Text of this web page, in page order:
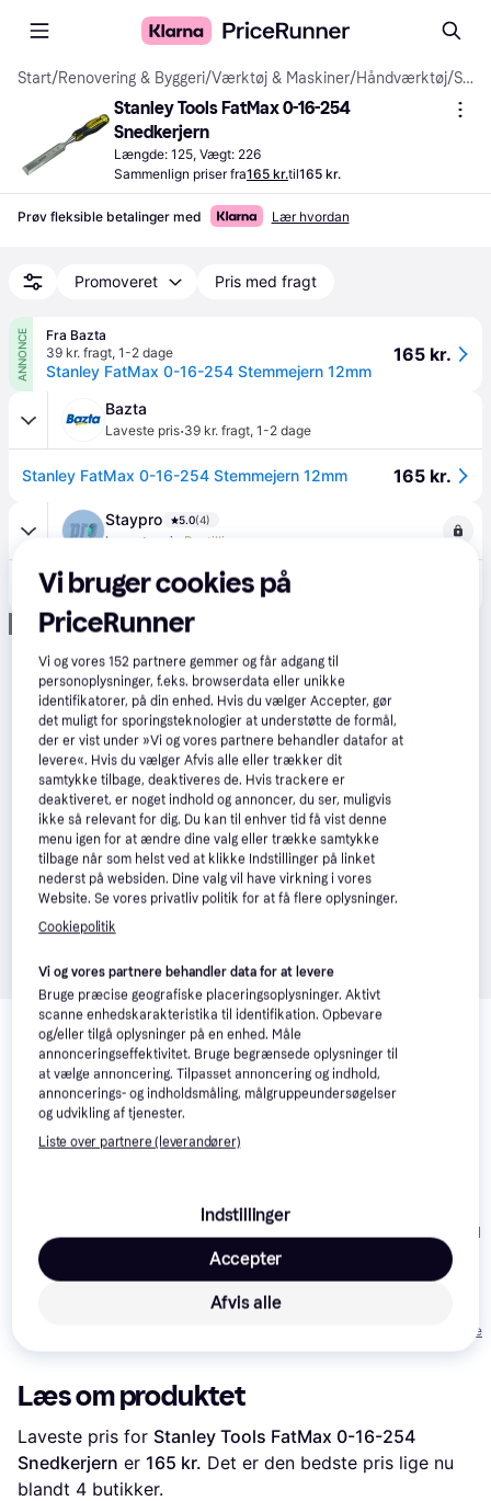
Start/Renovering & Byggeri/Værktøj & Maskiner/Håndværktøj/ Snedkerjern
Stanley Tools FatMax 0-16-254
Snedkerjern
Længde: 125, Vægt: 226
Sammenlign priser fra165 kr.til165 kr.
Prøv fleksible betalinger med Lær hvordan
Promoveret Pris med fragt
ANNONCE
Fra Bazta
39 kr. fragt, 1-2 dage
Stanley FatMax 0-16-254 Stemmejern 12mm
165 kr.
Bazta
Laveste pris·39 kr. fragt, 1-2 dage
Stanley FatMax 0-16-254 Stemmejern 12mm 165 kr.
Staypro 5.0(4)
Laveste pris Bestillingsvare
STANLEY FatMax 0-16-254 Stemmejern 12 mm
Annonce
Relaterede produkter
Se vores forslag til andre produkter, der matcher dine
interesser. Vis alle
Trender
Kirschen ziehklinge
150 Snedkerjern
Bahco 414
Snedkerjern
Bahco 1031-16
Snedkerjern
Eller 3
Læs om produktet
Laveste pris for Stanley Tools FatMax 0-16-254
Snedkerjern er 165 kr. Det er den bedste pris lige nu
blandt 4 butikker.
Vi bruger cookies på
PriceRunner
Vi og vores152 partnere gemmer og får adgang til
personoplysninger, f.eks. browserdata eller unikke
identifikatorer, på din enhed. Hvis du vælger Accepter, gør
det muligt for sporingsteknologier at understøtte de formål,
der er vist under »Vi og vores partnere behandler datafor at
levere«. Hvis du vælger Afvis alle eller trækker dit
samtykke tilbage, deaktiveres de. Hvis trackere er
deaktiveret, er noget indhold og annoncer, du ser, muligvis
ikke så relevant for dig. Du kan til enhver tid få vist denne
menu igen for at ændre dine valg eller trække samtykke
tilbage når som helst ved at klikke Indstillinger på linket
nederst på websiden. Dine valg vil have virkning i vores
Website. Se vores privatliv politik for at få flere oplysninger.
Cookiepolitik
Vi og vores partnere behandler data for at levere
Bruge præcise geografiske placeringsoplysninger. Aktivt
scanne enhedskarakteristika til identifikation. Opbevare
og/eller tilgå oplysninger på en enhed. Måle
annonceringseffektivitet. Bruge begrænsede oplysninger til
at vælge annoncering. Tilpasset annoncering og indhold,
annoncerings- og indholdsmåling, målgruppeundersøgelser
og udvikling af tjenester.
Liste over partnere (leverandører)
Indstillinger
Afvis alle
Accepter